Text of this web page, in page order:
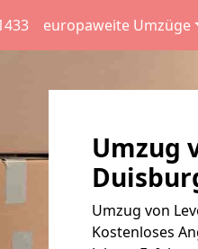
europaweite Umzüge
Umzug
Umzug von
Kostenloses